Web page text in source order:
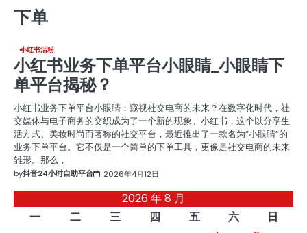
下单
小红书活粉
小红书业务下单平台小眼睛_小眼睛下
单平台揭秘？
小红书业务下单平台小眼睛：窥视社交电商的未来？在数字化时代，社
交媒体与电子商务的交织成为了一个新的现象。小红书，这个以分享生
活方式、美妆时尚而著称的社交平台，最近推出了一款名为“小眼睛”的
业务下单平台。它不仅是一个简单的下单工具，更像是社交电商的未来
雏形。那么，
by抖音24小时自助平台 2026年4月12日
2026 年 8 月
一
二 三 四 五 六
日